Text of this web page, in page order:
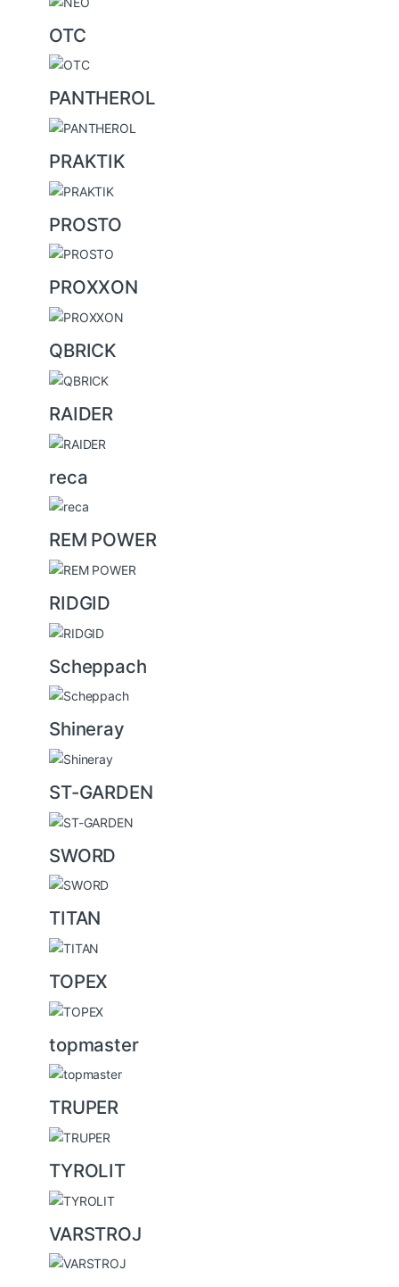
OTC
PANTHEROL
PRAKTIK
PROSTO
PROXXON
QBRICK
RAIDER
reca
REM POWER
RIDGID
Scheppach
Shineray
ST-GARDEN
SWORD
TITAN
TOPEX
topmaster
TRUPER
TYROLIT
VARSTROJ